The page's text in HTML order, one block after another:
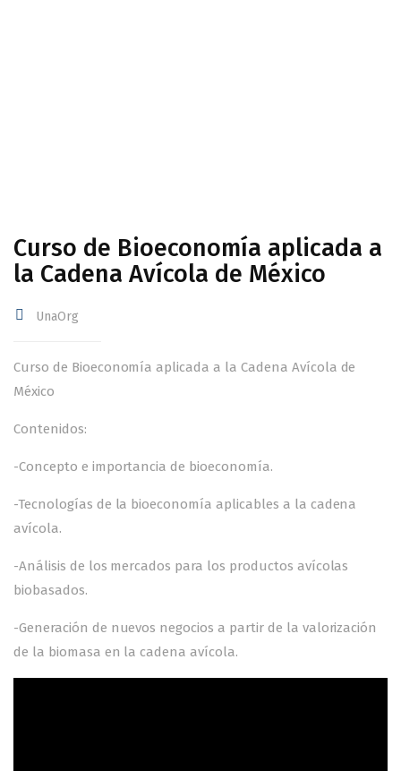
Curso de Bioeconomía aplicada a
la Cadena Avícola de México
UnaOrg
Curso de Bioeconomía aplicada a la Cadena Avícola de
México
Contenidos:
-Concepto e importancia de bioeconomía.
-Tecnologías de la bioeconomía aplicables a la cadena
avícola.
-Análisis de los mercados para los productos avícolas
biobasados.
-Generación de nuevos negocios a partir de la valorización
de la biomasa en la cadena avícola.